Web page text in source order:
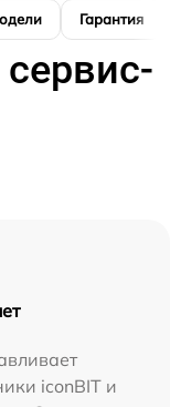
Гарантия
iconBIT и